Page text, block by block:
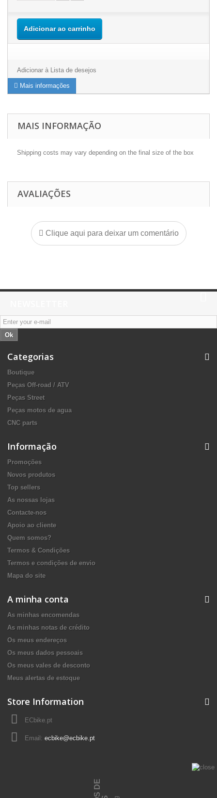
Adicionar ao carrinho
Adicionar à Lista de desejos
Mais informações
MAIS INFORMAÇÃO
Shipping costs may vary depending on the final size of the box
AVALIAÇÕES
Clique aqui para deixar um comentário
Ok
Categorias
Boutique
Peças Off-road / ATV
Peças Street
Peças motos de agua
CNC parts
Informação
Promoções
Novos produtos
Top sellers
As nossas lojas
Contacte-nos
Apoio ao cliente
Quem somos?
Termos & Condições
Termos e condições de envio
Mapa do site
A minha conta
As minhas encomendas
As minhas notas de crédito
Os meus endereços
Os meus dados pessoais
Os meus vales de desconto
Meus alertas de estoque
Store Information
ECbike.pt
Email: ecbike@ecbike.pt